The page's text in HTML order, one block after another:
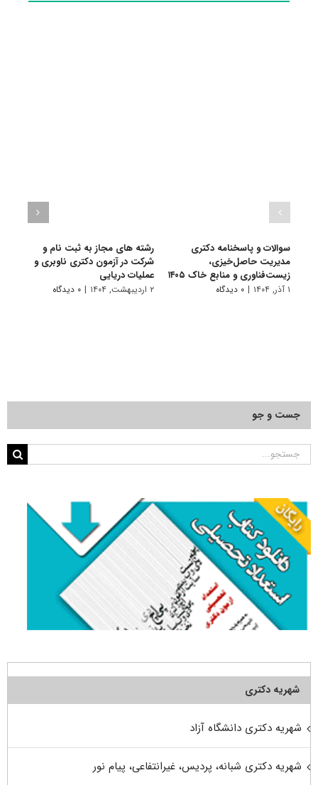
سوالات و پاسخنامه دکتری
مدیریت حاصل‌خیزی،
زیست‌فناوری و منابع خاک ۱۴۰۵
۱ آذر, ۱۴۰۴ | ۰ دیدگاه
رشته های مجاز به ثبت نام و
شرکت در آزمون دکتری ناوبری و
عملیات دریایی
۲ اردیبهشت, ۱۴۰۴ | ۰ دیدگاه
جست و جو
جستجو
شهریه دکتری
شهریه دکتری دانشگاه آزاد
شهریه دکتری شبانه، پردیس، غیرانتفاعی، پیام نور